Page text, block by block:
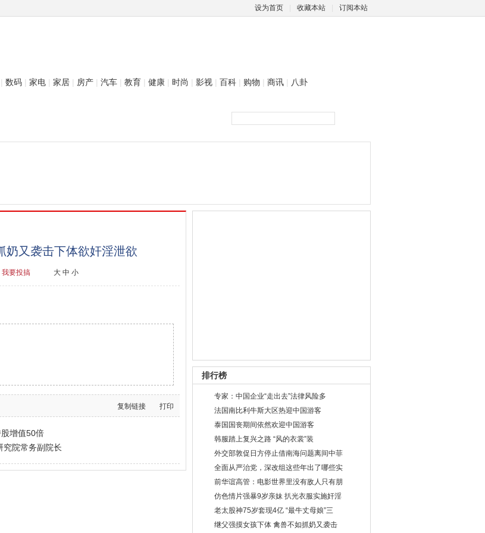
设为首页 收藏本站 订阅本站
| 数码 | 家电 | 家居 | 房产 | 汽车 | 教育 | 健康 | 时尚 | 影视 | 百科 | 购物 | 商讯 | 八卦
奶又袭击下体欲奸淫泄欲
我要投搞 大 中 小
复制链接 打印
增值50倍
究院常务副院长
排行榜
专家：中国企业“走出去”法律风险多
法国南比利牛斯大区热迎中国游客
泰国国丧期间依然欢迎中国游客
韩服踏上复兴之路 “风的衣裳”装
外交部敦促日方停止借南海问题离间中菲
全面从严治党，深改组这些年出了哪些实
前华谊高管：电影世界里没有敌人只有朋
仿色情片强暴9岁亲妹 扒光衣服实施奸淫
老太股神75岁套现4亿 “最牛丈母娘”三
继父强摸女孩下体 禽兽不如抓奶又袭击